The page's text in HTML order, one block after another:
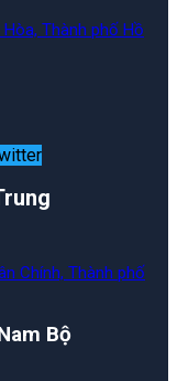
Thành phố Hồ
Chính, Thành phố
Bộ